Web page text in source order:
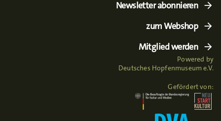
Newsletter abonnieren
zum Webshop
Mitglied werden
Powered by
Deutsches Hopfenmuseum e.V.
Gefördert von: